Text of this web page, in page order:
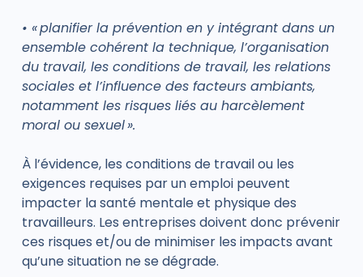
• « planifier la prévention en y intégrant dans un
ensemble cohérent la technique, l’organisation
du travail, les conditions de travail, les relations
sociales et l’influence des facteurs ambiants,
notamment les risques liés au harcèlement
moral ou sexuel ».
À l’évidence, les conditions de travail ou les
exigences requises par un emploi peuvent
impacter la santé mentale et physique des
travailleurs. Les entreprises doivent donc prévenir
ces risques et/ou de minimiser les impacts avant
qu’une situation ne se dégrade.